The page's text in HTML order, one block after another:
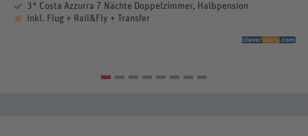
3* Costa Azzurra 7 Nächte Doppelzimmer, Halbpension
inkl. Flug + Rail&Fly + Transfer